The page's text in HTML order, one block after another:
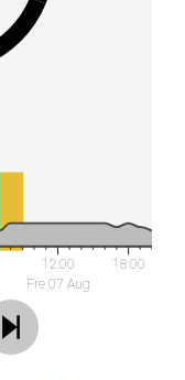
12:00
Fre 07 Aug
18:00